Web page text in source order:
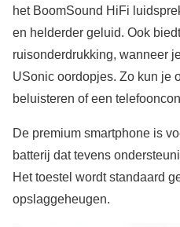
het BoomSound HiFi
en helderder geluid. Ook
ruisonderdrukking, wanneer
USonic oordopjes. Zo kun je
beluisteren of een
De premium smartphone is
batterij dat tevens
Het toestel wordt standaard
opslaggeheugen.